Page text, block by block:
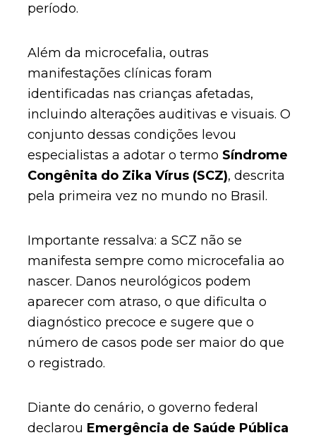
período.
Além da microcefalia, outras
manifestações clínicas foram
identificadas nas crianças afetadas,
incluindo alterações auditivas e visuais. O
conjunto dessas condições levou
especialistas a adotar o termo Síndrome
Congênita do Zika Vírus (SCZ), descrita
pela primeira vez no mundo no Brasil.
Importante ressalva: a SCZ não se
manifesta sempre como microcefalia ao
nascer. Danos neurológicos podem
aparecer com atraso, o que dificulta o
diagnóstico precoce e sugere que o
número de casos pode ser maior do que
o registrado.
Diante do cenário, o governo federal
declarou Emergência de Saúde Pública